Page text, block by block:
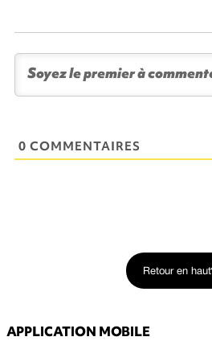
0 COMMENTAIRES
Retour en haut
APPLICATION MOBILE